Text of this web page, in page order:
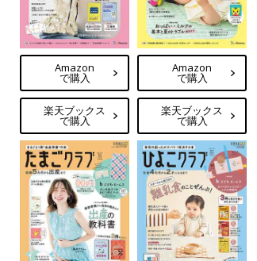
Amazon
で購入
楽天ブックス
で購入
Amazon
で購入
楽天ブックス
で購入